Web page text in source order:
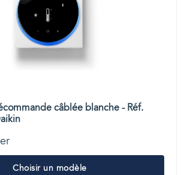
câblée blanche - Réf.
Choisir un modèle